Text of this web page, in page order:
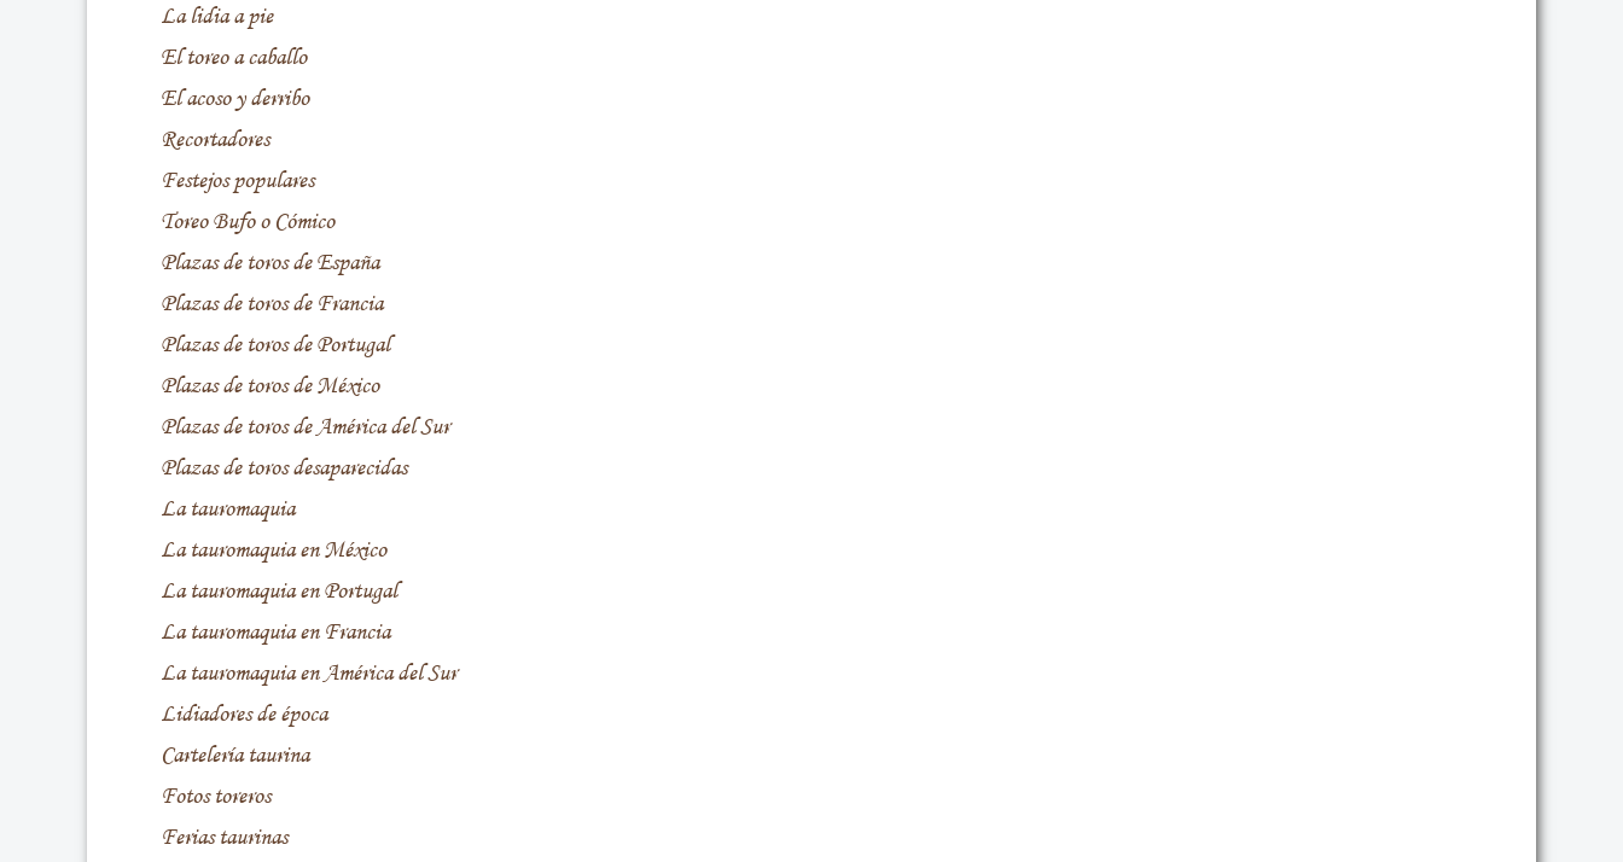
La lidia a pie
El toreo a caballo
El acoso y derribo
Recortadores
Festejos populares
Toreo Bufo o Cómico
Plazas de toros de España
Plazas de toros de Francia
Plazas de toros de Portugal
Plazas de toros de México
Plazas de toros de América del Sur
Plazas de toros desaparecidas
La tauromaquia
La tauromaquia en México
La tauromaquia en Portugal
La tauromaquia en Francia
La tauromaquia en América del Sur
Lidiadores de época
Cartelería taurina
Fotos toreros
Ferias taurinas